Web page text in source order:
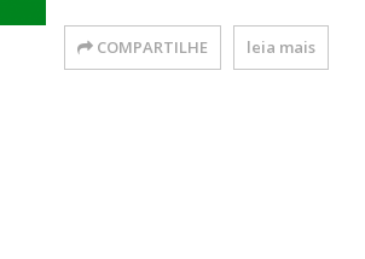
COMPARTILHE leia mais